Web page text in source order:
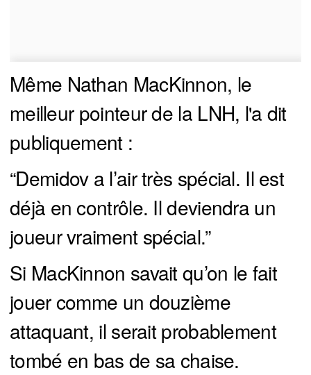
Même Nathan MacKinnon, le
meilleur pointeur de la LNH, l'a dit
publiquement :
“Demidov a l’air très spécial. Il est
déjà en contrôle. Il deviendra un
joueur vraiment spécial.”
Si MacKinnon savait qu’on le fait
jouer comme un douzième
attaquant, il serait probablement
tombé en bas de sa chaise.